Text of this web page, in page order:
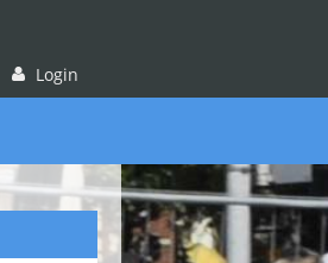
Login